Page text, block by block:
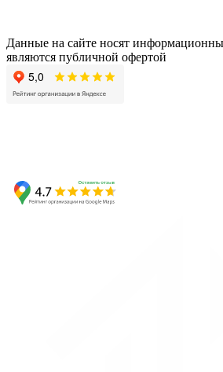
Данные на сайте носят
являются публичной офертой